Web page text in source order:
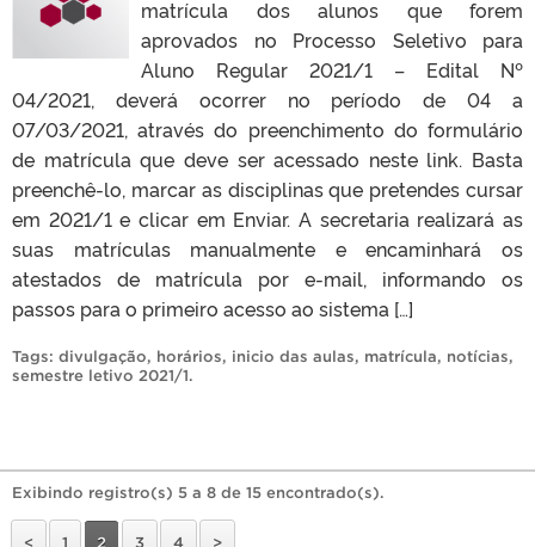
matrícula dos alunos que forem
aprovados no Processo Seletivo para
Aluno Regular 2021/1 – Edital Nº
04/2021, deverá ocorrer no período de 04 a
07/03/2021, através do preenchimento do formulário
de matrícula que deve ser acessado neste link. Basta
preenchê-lo, marcar as disciplinas que pretendes cursar
em 2021/1 e clicar em Enviar. A secretaria realizará as
suas matrículas manualmente e encaminhará os
atestados de matrícula por e-mail, informando os
passos para o primeiro acesso ao sistema […]
Tags: divulgação, horários, inicio das aulas, matrícula, notícias,
semestre letivo 2021/1.
Exibindo registro(s) 5 a 8 de 15 encontrado(s).
< 1 2 3 4 >